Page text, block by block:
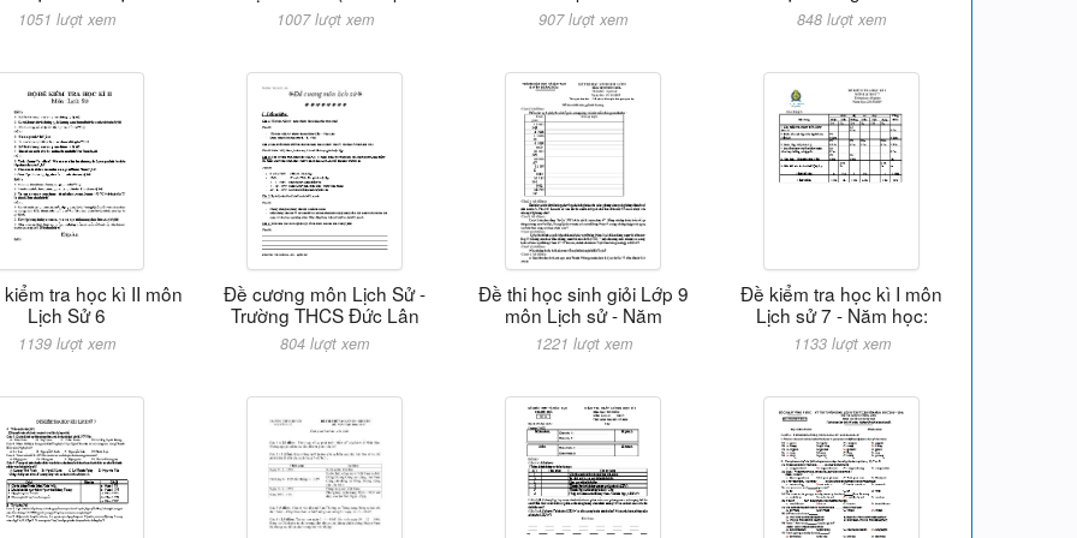
1051 lượt xem 1007 lượt xem 907 lượt xem 848 lượt xem
kiểm tra học kì II môn
Lịch Sử 6
1139 lượt xem
Đề cương môn Lịch Sử -
Trường THCS Đức Lân
804 lượt xem
Đề thi học sinh giỏi Lớp 9
môn Lịch sử - Năm
1221 lượt xem
Đề kiểm tra học kì I môn
Lịch sử 7 - Năm học:
1133 lượt xem